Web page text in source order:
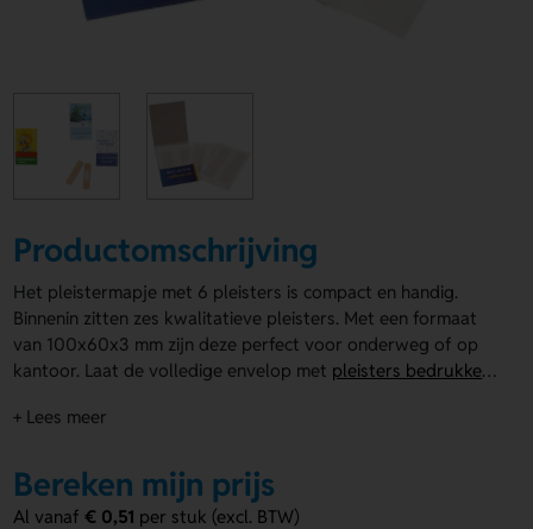
Productomschrijving
Het pleistermapje met 6 pleisters is compact en handig.
Binnenin zitten zes kwalitatieve pleisters. Met een formaat
van 100x60x3 mm zijn deze perfect voor onderweg of op
kantoor. Laat de volledige envelop met pleisters bedrukken
praktisch relatiegeschenk. Geef iets nuttigs weg en val op!
+ Lees meer
Bereken mijn prijs
Al vanaf€ 0,51 per stuk (excl. BTW)